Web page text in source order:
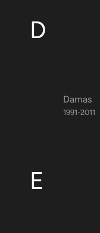
D
Damas
1991-2011
E